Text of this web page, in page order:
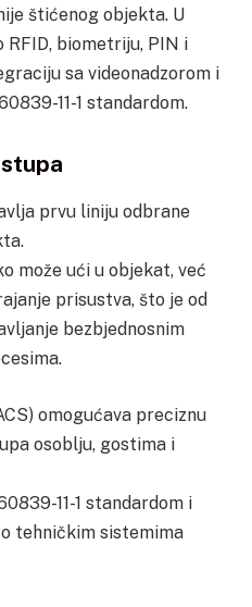
štićenog objekta. U
biometriju, PIN i
sa videonadzorom i
11-1 standardom.
prvu liniju odbrane
može ući u objekat, već
prisustva, što je od
bezbjednosnim
omogućava preciznu
osoblju, gostima i
11-1 standardom i
tehničkim sistemima